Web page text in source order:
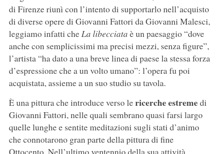
di Firenze riunì con l’intento di supportarlo nell’acquisto
di diverse opere di Giovanni Fattori da Giovanni Malesci,
leggiamo infatti cheLa libecciata è un paesaggio “dove
anche con semplicissimi ma precisi mezzi, senza figure”,
l’artista “ha dato a una breve linea di paese la stessa forza
d’espressione che a un volto umano”: l’opera fu poi
acquistata, assieme a un suo studio su tavola.
È una pittura che introduce verso lericerche estremedi
Giovanni Fattori, nelle quali sembrano quasi farsi largo
quelle lunghe e sentite meditazioni sugli stati d’animo
che connotarono gran parte della pittura di fine
Ottocento. Nell’ultimo ventennio della sua attività,